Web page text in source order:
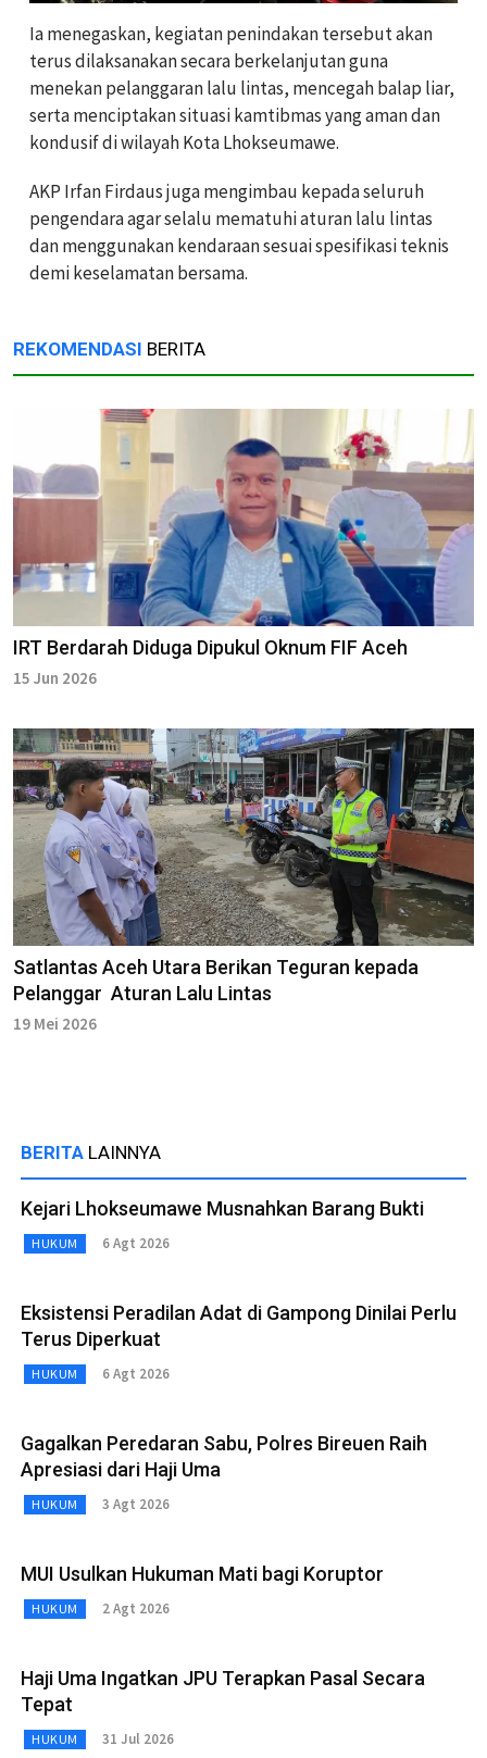
Ia menegaskan, kegiatan penindakan tersebut akan
terus dilaksanakan secara berkelanjutan guna
menekan pelanggaran lalu lintas, mencegah balap liar,
serta menciptakan situasi kamtibmas yang aman dan
kondusif di wilayah Kota Lhokseumawe.
AKP Irfan Firdaus juga mengimbau kepada seluruh
pengendara agar selalu mematuhi aturan lalu lintas
dan menggunakan kendaraan sesuai spesifikasi teknis
demi keselamatan bersama.
REKOMENDASI BERITA
IRT Berdarah Diduga Dipukul Oknum FIF Aceh
15 Jun 2026
Satlantas Aceh Utara Berikan Teguran kepada
Pelanggar Aturan Lalu Lintas
19 Mei 2026
BERITA LAINNYA
Kejari Lhokseumawe Musnahkan Barang Bukti
HUKUM 6 Agt 2026
Eksistensi Peradilan Adat di Gampong Dinilai Perlu
Terus Diperkuat
HUKUM 6 Agt 2026
Gagalkan Peredaran Sabu, Polres Bireuen Raih
Apresiasi dari Haji Uma
HUKUM 3 Agt 2026
MUI Usulkan Hukuman Mati bagi Koruptor
HUKUM 2 Agt 2026
Haji Uma Ingatkan JPU Terapkan Pasal Secara
Tepat
HUKUM 31 Jul 2026